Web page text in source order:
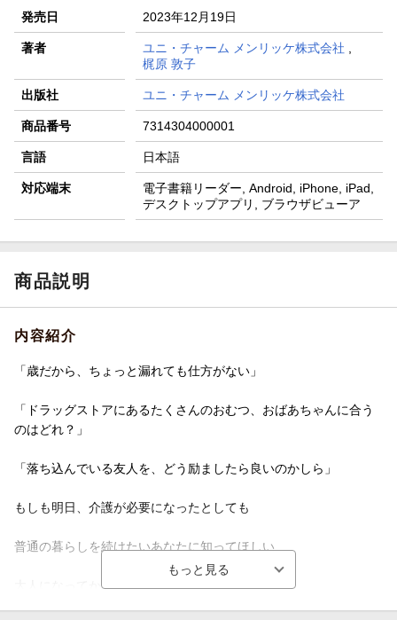
発売日 2023年12月19日
著者 ユニ・チャーム メンリッケ株式会社 ,
梶原 敦子
出版社 ユニ・チャーム メンリッケ株式会社
商品番号 7314304000001
言語 日本語
対応端末
電子書籍リーダー, Android, iPhone, iPad,
デスクトップアプリ, ブラウザビューア
商品説明
内容紹介
「歳だから、ちょっと漏れても仕方がない」
「ドラッグストアにあるたくさんのおむつ、おばあちゃんに合う
のはどれ？」
「落ち込んでいる友人を、どう励ましたら良いのかしら」
もしも明日、介護が必要になったとしても
普通の暮らしを続けたいあなたに知ってほしい
大人になってからの排泄のこと